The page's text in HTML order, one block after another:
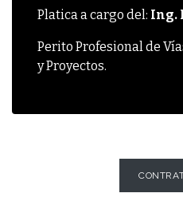
Platica a cargo del: Ing.
Perito Profesional de
y Proyectos.